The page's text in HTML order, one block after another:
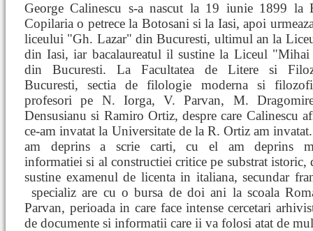
George Calinescu s-a nascut la 19 iunie 1899 la
Copilaria o petrece la Botosani si la Iasi, apoi
liceului "Gh. Lazar" din Bucuresti, ultimul an la
din Iasi, iar bacalaureatul il sustine la Liceul
din Bucuresti. La Facultatea de Litere si
Bucuresti, sectia de filologie moderna si
profesori pe N. Iorga, V. Parvan, M.
Densusianu si Ramiro Ortiz, despre care Calinescu
ce-am invatat la Universitate de la R. Ortiz am
am deprins a scrie carti, cu el am deprins
informatiei si al constructiei critice pe substrat
sustine examenul de licenta in italiana, secundar
specializare cu o bursa de doi ani la scoala
Parvan, perioada in care face intense cercetari
de documente si informatii care ii va folosi atat de